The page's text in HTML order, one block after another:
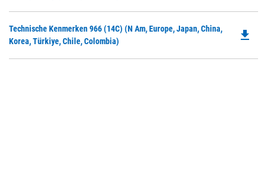
Technische Kenmerken 966 (14C) (N Am, Europe, Japan, China,
Korea, Türkiye, Chile, Colombia)
file_download